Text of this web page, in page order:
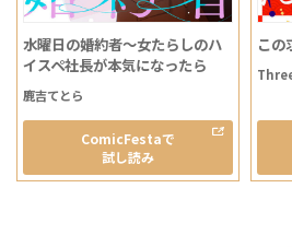
水曜日の婚約者～女たらしのハ
イスペ社長が本気になったら
鹿吉てとら
ComicFestaで
試し読み
この